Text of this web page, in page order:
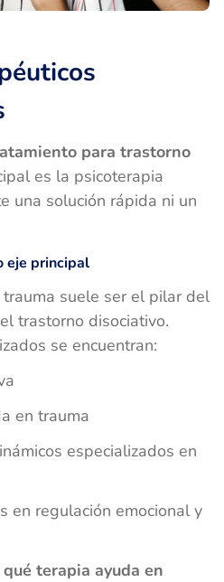
para trastorno
es la psicoterapia
una solución rápida ni un
eje principal
suele ser el pilar del
trastorno disociativo.
se encuentran:
en trauma
especializados en
en regulación emocional y
qué terapia ayuda en